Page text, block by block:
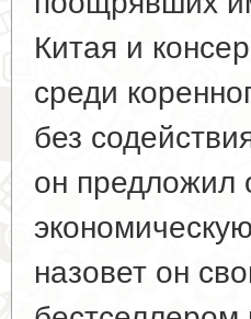
Китая и
среди
без
он предложил
назовет он